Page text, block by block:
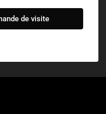
de visite